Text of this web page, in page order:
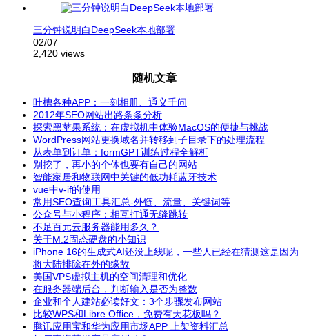
三分钟说明白DeepSeek本地部署
02/07
2,420 views
随机文章
吐槽各种APP：一刻相册、通义千问
2012年SEO网站出路条条分析
探索黑苹果系统：在虚拟机中体验MacOS的便捷与挑战
WordPress网站更换域名并转移到子目录下的处理流程
从表单到订单：formGPT训练过程全解析
别挖了，再小的个体也要有自己的网站
智能家居和物联网中关键的低功耗蓝牙技术
vue中v-if的使用
常用SEO查询工具汇总-外链、流量、关键词等
公众号与小程序：相互打通无缝跳转
不足百元云服务器能用多久？
关于M.2固态硬盘的小知识
iPhone 16的生成式AI还没上线呢，一些人已经在猜测这是因为
将大陆排除在外的缘故
美国VPS虚拟主机的空间清理和优化
在服务器端后台，判断输入是否为整数
企业和个人建站必读好文：3个步骤发布网站
比较WPS和Libre Office，免费有天花板吗？
腾讯应用宝和华为应用市场APP 上架资料汇总